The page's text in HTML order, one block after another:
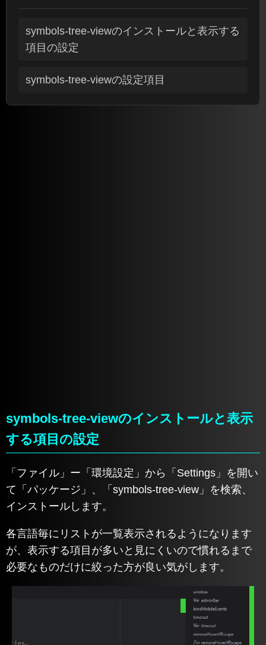
symbols-tree-viewのインストールと表示する
項目の設定
symbols-tree-viewの設定項目
symbols-tree-viewのインストールと表示
する項目の設定
「ファイル」ー「環境設定」から「Settings」を開い
て「パッケージ」、「symbols-tree-view」を検索、
インストールします。
各言語毎にリストが一覧表示されるようになります
が、表示する項目が多いと見にくいので慣れるまで
必要なものだけに絞った方が良い気がします。